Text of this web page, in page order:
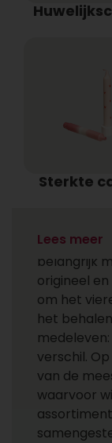
Sterkte
Bij
belangrijk
origineel
om het
het
verschil. Op
van de
waarvoor
Lees meer